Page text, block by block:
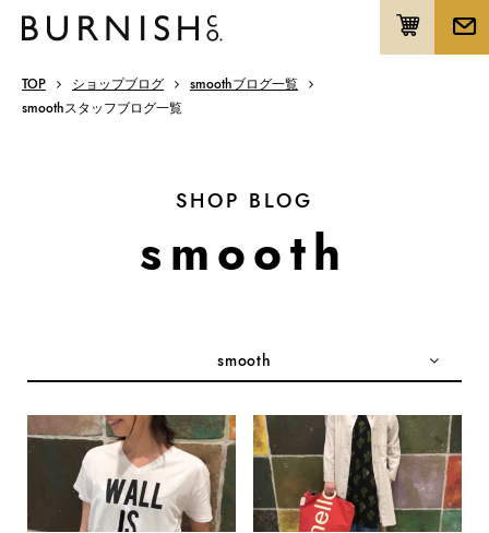
TOP ショップブログ
smoothブログ一覧
smoothスタッフブログ一覧
SHOP BLOG
smooth
smooth